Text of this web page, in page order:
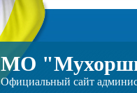
МО
Официальный сайт